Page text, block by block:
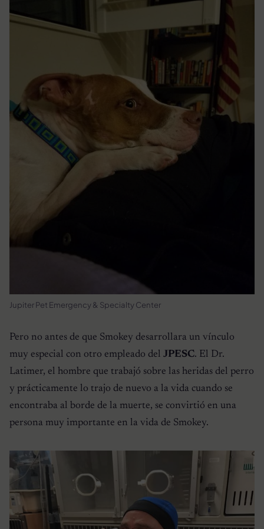
Jupiter Pet Emergency & Specialty Center
Pero no antes de que Smokey desarrollara un vínculo
muy especial con otro empleado del JPESC. El Dr.
Latimer, el hombre que trabajó sobre las heridas del perro
y prácticamente lo trajo de nuevo a la vida cuando se
encontraba al borde de la muerte, se convirtió en una
persona muy importante en la vida de Smokey.